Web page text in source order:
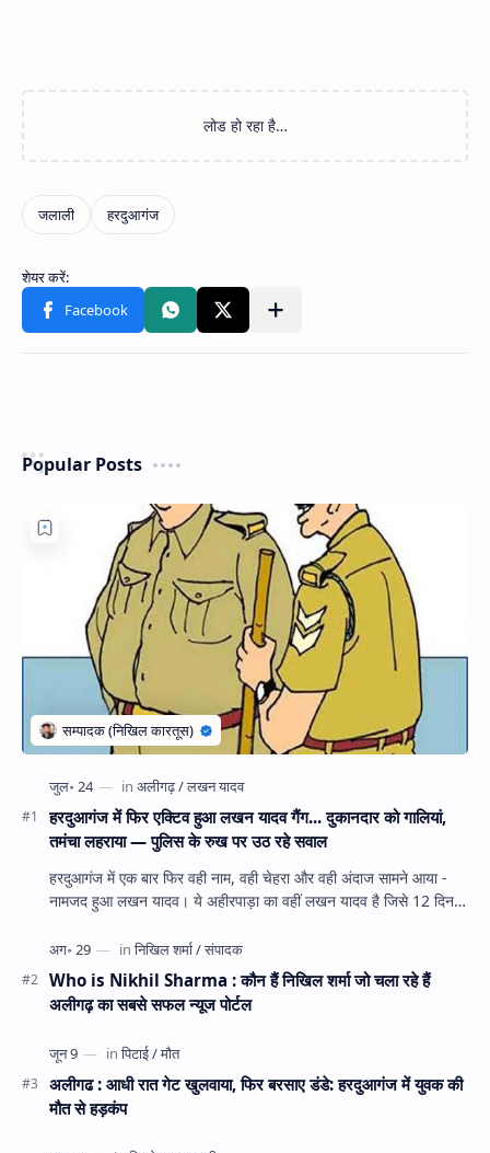
Popular Posts
हरदुआगंज में फिर एक्टिव हुआ लखन यादव गैंग... दुकानदार को गालियां,
तमंचा लहराया — पुलिस के रुख पर उठ रहे सवाल
हरदुआगंज में एक बार फिर वही नाम, वही चेहरा और वही अंदाज सामने आया -
नामजद हुआ लखन यादव। ये अहीरपाड़ा का वहीं लखन यादव है जिसे 12 दिन
Who is Nikhil Sharma : कौन हैं निखिल शर्मा जो चला रहे हैं
अलीगढ़ का सबसे सफल न्यूज पोर्टल
अलीगढ : आधी रात गेट खुलवाया, फिर बरसाए डंडे: हरदुआगंज में युवक की
मौत से हड़कंप